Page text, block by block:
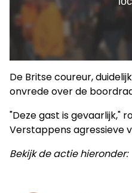
De Britse coureur,
onvrede over de
"Deze gast is gevaarlijk,"
Verstappens agressieve
Bekijk de actie hieronder: